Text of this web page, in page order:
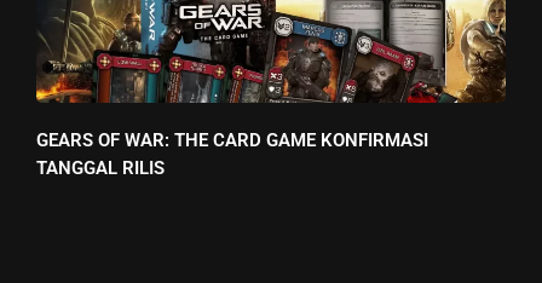
GEARS OF WAR: THE CARD GAME KONFIRMASI
TANGGAL RILIS